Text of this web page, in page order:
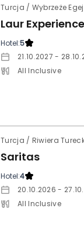
Turcja / Wybrzeże
Laur
Hotel:5
21.10.2027 -
All Inclusive
Turcja / Riwiera
Saritas
Hotel:4
20.10.2026 -
All Inclusive